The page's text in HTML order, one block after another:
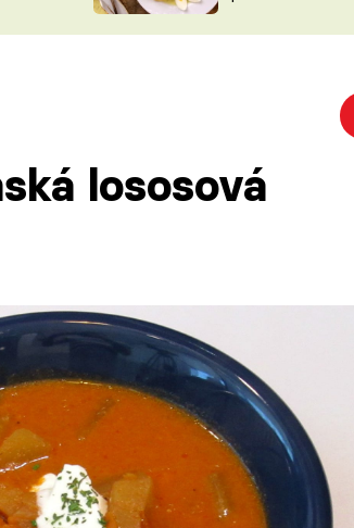
VYCHYTÁVKY
lososová